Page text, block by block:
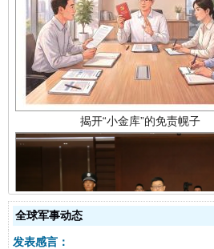
揭开“小金库”的免责幌子
受贿1.44亿！段成刚被判无期
全球军事动态
发表感言：